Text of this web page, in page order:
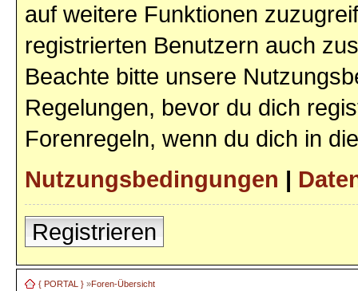
auf weitere Funktionen
registrierten Benutzern auch
Beachte bitte unsere
Regelungen, bevor du dich
Forenregeln, wenn du dich in
Nutzungsbedingungen |
Registrieren
{ PORTAL } »Foren-Übersicht